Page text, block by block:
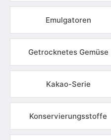
Emulgatoren
Getrocknetes Gemüse
Kakao-Serie
Konservierungsstoffe